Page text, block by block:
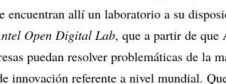
encuentran allí un laboratorio a su
Open Digital Lab, que a partir de que
puedan resolver problemáticas de la
innovación referente a nivel mundial.